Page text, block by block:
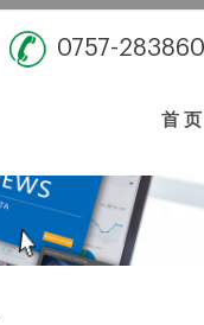
0757-
首 页